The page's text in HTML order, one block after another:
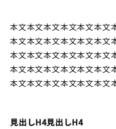
本文本文本文本文本文本文
本文本文本文本文本文本文
本文本文本文本文本文本文
本文本文本文本文本文本文
本文本文本文本文本文本文
見出しH4見出しH4